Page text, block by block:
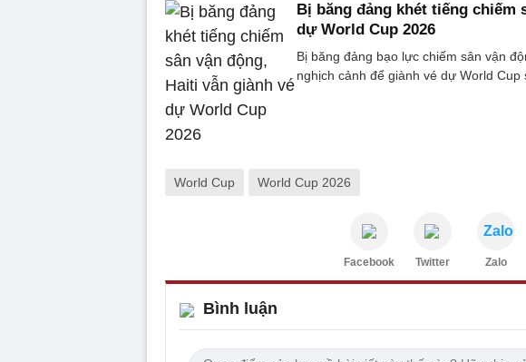
Bị băng đảng khét tiếng chiếm
dự World Cup 2026
Bị băng đảng bạo lực chiếm sân vận
nghịch cảnh để giành vé dự World Cup
World Cup World Cup 2026
Facebook Twitter
Zalo
Zalo
Bình luận